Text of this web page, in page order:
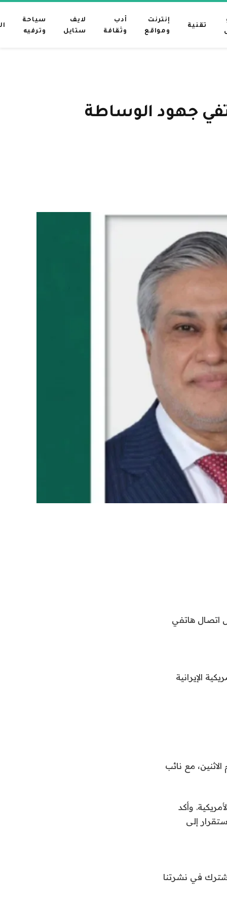
تقنية
إنترنت
ومواقع
أدب
وثقافة
لايف
ستايل
سياحة
وترفيه
جهود الوساطة
خلال اتصال هاتفي
مع نائب
وأكد
إلى
في نشرتنا